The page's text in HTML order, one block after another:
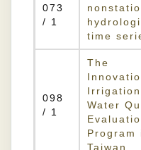
073
/ 1
time
098
/ 1
The
Irrigation
Water
Program
Taiwan